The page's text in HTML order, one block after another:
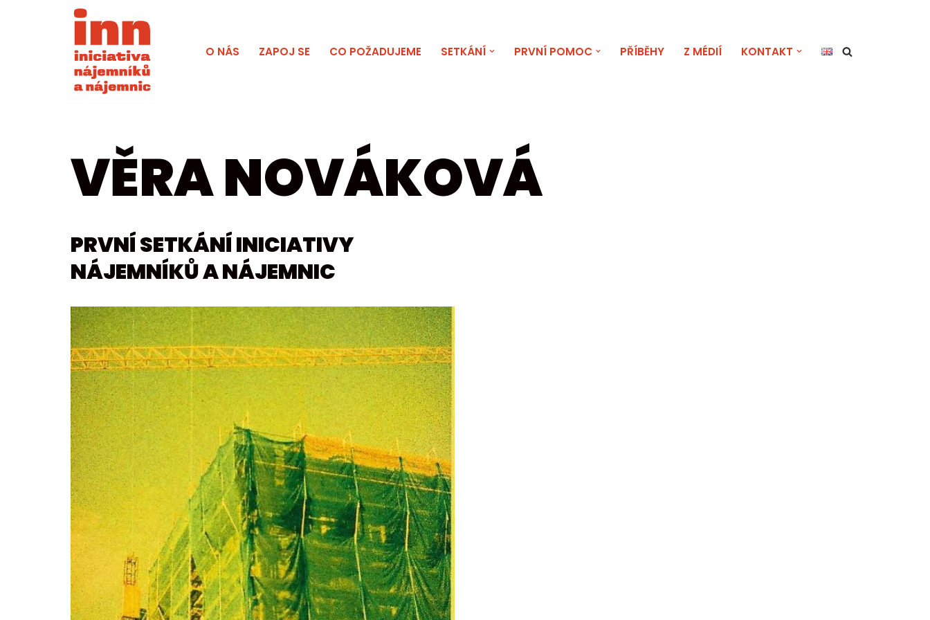
O NÁS ZAPOJ SE CO POŽADUJEME SETKÁNÍ PRVNÍ POMOC PŘÍBĚHY Z MÉDIÍ KONTAKT
VĚRA NOVÁKOVÁ
PRVNÍ SETKÁNÍ INICIATIVY
NÁJEMNÍKŮ A NÁJEMNIC